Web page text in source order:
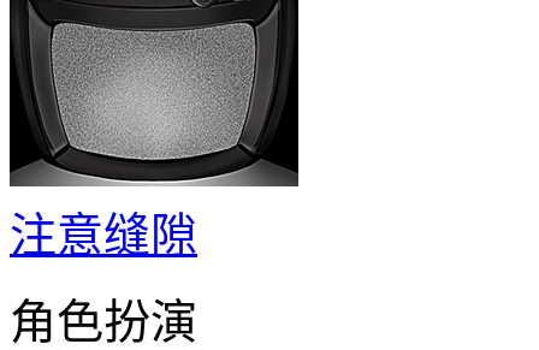
注意缝隙
角色扮演